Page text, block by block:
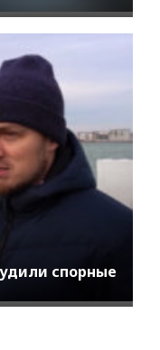
спорные